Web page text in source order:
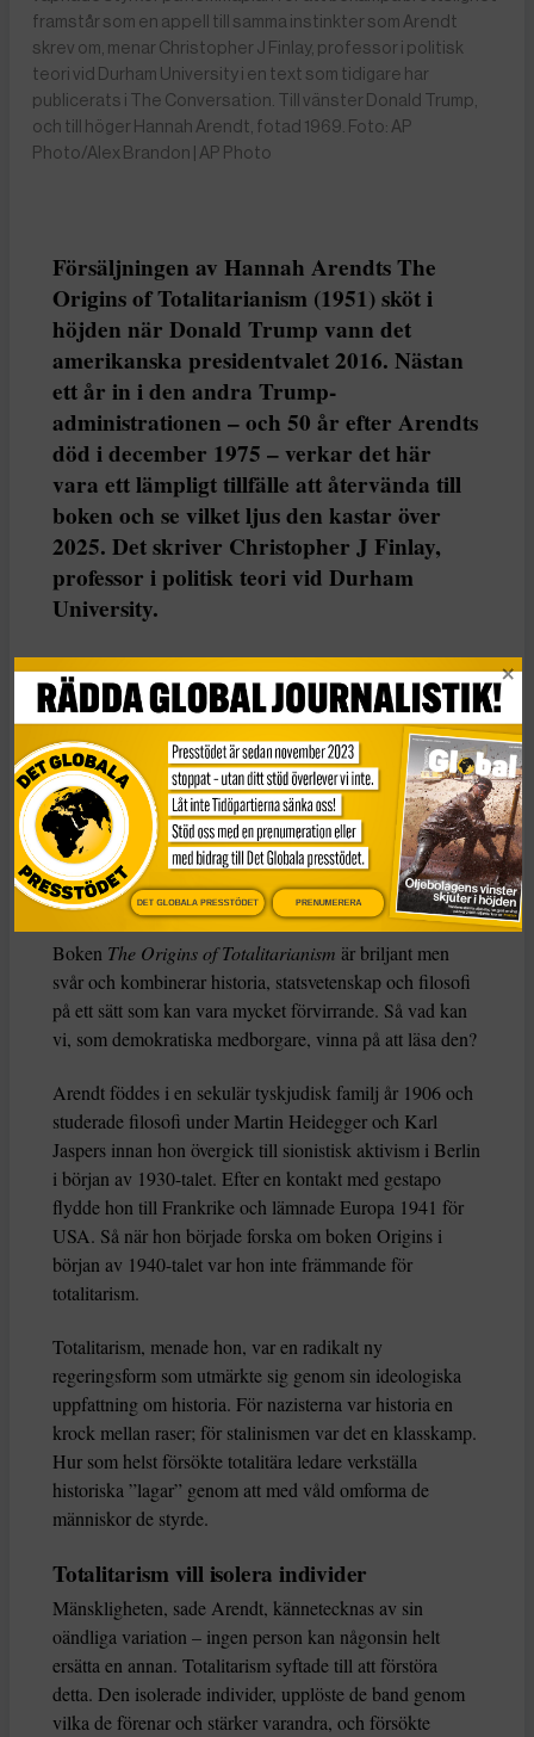
framstår som en appell till samma instinkter som Arendt
skrev om, menar Christopher J Finlay, professor i politisk
teori vid Durham University i en text som tidigare har
publicerats i The Conversation. Till vänster Donald Trump,
och till höger Hannah Arendt, fotad 1969. Foto: AP
Photo/Alex Brandon | AP Photo
Försäljningen av Hannah Arendts The
Origins of Totalitarianism (1951) sköt i
höjden när Donald Trump vann det
amerikanska presidentvalet 2016. Nästan
ett år in i den andra Trump-
administrationen – och 50 år efter Arendts
död i december 1975 – verkar det här
vara ett lämpligt tillfälle att återvända till
boken och se vilket ljus den kastar över
2025. Det skriver Christopher J Finlay,
professor i politisk teori vid Durham
University.
Christopher J Finlay
Dela
Den här texten har publicerats i The Conversationunder
en Creative Commons-licens och har översatts till
svenska av Tidningen Globals redaktion med hjälp av
AI.
Boken The Origins of Totalitarianism är briljant men
svår och kombinerar historia, statsvetenskap och filosofi
på ett sätt som kan vara mycket förvirrande. Så vad kan
vi, som demokratiska medborgare, vinna på att läsa den?
Arendt föddes i en sekulär tyskjudisk familj år 1906 och
studerade filosofi under Martin Heidegger och Karl
Jaspers innan hon övergick till sionistisk aktivism i Berlin
i början av 1930-talet. Efter en kontakt med gestapo
flydde hon till Frankrike och lämnade Europa 1941 för
USA. Så när hon började forska om boken Origins i
början av 1940-talet var hon inte främmande för
totalitarism.
Totalitarism, menade hon, var en radikalt ny
regeringsform som utmärkte sig genom sin ideologiska
uppfattning om historia. För nazisterna var historia en
krock mellan raser; för stalinismen var det en klasskamp.
Hur som helst försökte totalitära ledare verkställa
historiska ”lagar” genom att med våld omforma de
människor de styrde.
Totalitarism vill isolera individer
Mänskligheten, sade Arendt, kännetecknas av sin
oändliga variation – ingen person kan någonsin helt
ersätta en annan. Totalitarism syftade till att förstöra
detta. Den isolerade individer, upplöste de band genom
vilka de förenar och stärker varandra, och försökte
DET GLOBALA PRESSTÖDET PRENUMERERA